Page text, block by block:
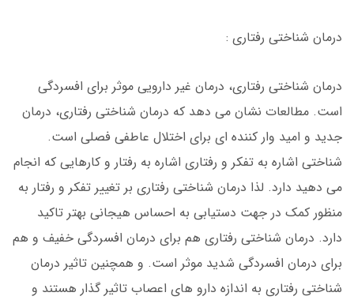
درمان شناختی رفتاری :
درمان شناختی رفتاری، درمان غیر دارویی موثر برای افسردگی
است. مطالعات نشان می دهد که درمان شناختی رفتاری، درمان
جدید و امید وار کننده ای برای اختلال عاطفی فصلی است.
شناختی اشاره به تفکر و رفتاری اشاره به رفتار و کارهایی که انجام
می دهید دارد. لذا درمان شناختی رفتاری بر تغییر تفکر و رفتار به
منظور کمک در جهت دستیابی به احساس هیجانی بهتر تاکید
دارد. درمان شناختی رفتاری هم برای درمان افسردگی خفیف و هم
برای درمان افسردگی شدید موثر است. و همچنین تاثیر درمان
شناختی رفتاری به اندازه دارو های اعصاب تاثیر گذار هستند و